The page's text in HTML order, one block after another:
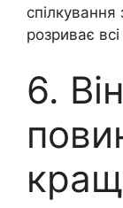
спілкування
розриває
6.